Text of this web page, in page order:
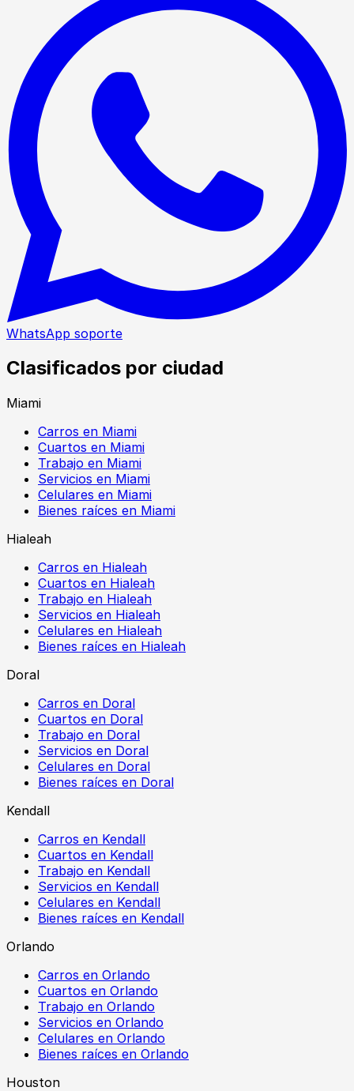
WhatsApp soporte
Clasificados por ciudad
Miami
Carros en Miami
Cuartos en Miami
Trabajo en Miami
Servicios en Miami
Celulares en Miami
Bienes raíces en Miami
Hialeah
Carros en Hialeah
Cuartos en Hialeah
Trabajo en Hialeah
Servicios en Hialeah
Celulares en Hialeah
Bienes raíces en Hialeah
Doral
Carros en Doral
Cuartos en Doral
Trabajo en Doral
Servicios en Doral
Celulares en Doral
Bienes raíces en Doral
Kendall
Carros en Kendall
Cuartos en Kendall
Trabajo en Kendall
Servicios en Kendall
Celulares en Kendall
Bienes raíces en Kendall
Orlando
Carros en Orlando
Cuartos en Orlando
Trabajo en Orlando
Servicios en Orlando
Celulares en Orlando
Bienes raíces en Orlando
Houston